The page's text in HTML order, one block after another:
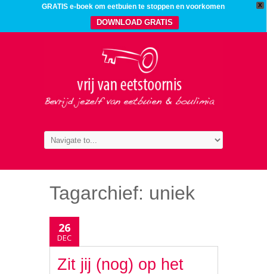
X
GRATIS e-boek om eetbuien te stoppen en voorkomen
DOWNLOAD GRATIS
Tagarchief: uniek
26
DEC
Zit jij (nog) op het